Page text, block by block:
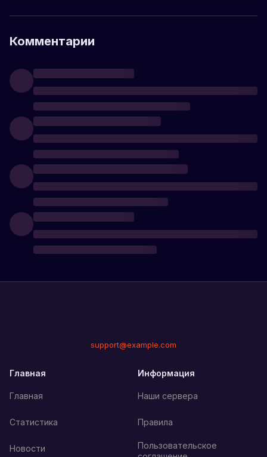
Комментарии
support@example.com
Главная
Главная
Статистика
Новости
Информация
Наши сервера
Правила
Пользовательское